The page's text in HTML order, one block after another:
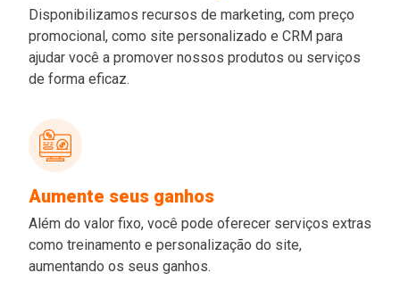
Disponibilizamos recursos de marketing, com preço
promocional, como site personalizado e CRM para
ajudar você a promover nossos produtos ou serviços
de forma eficaz.
Aumente seus ganhos
Além do valor fixo, você pode oferecer serviços extras
como treinamento e personalização do site,
aumentando os seus ganhos.